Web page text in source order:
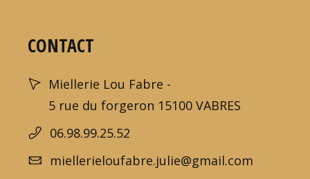
CONTACT
Miellerie Lou Fabre -
5 rue du forgeron 15100 VABRES
06.98.99.25.52
miellerieloufabre.julie@gmail.com